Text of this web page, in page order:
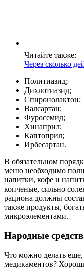
Читайте также:
Через сколько
Политиазид;
Дихлотиазид;
Спиронолактон;
Валсартан;
Фуросемид;
Хинаприл;
Каптоприл;
Ирбесартан.
В обязательном
меню необходимо
напитки, кофе и
копченые, сильно
рациона должны
также продукты,
микроэлементами.
Народные
Что можно делать
медикаментов?